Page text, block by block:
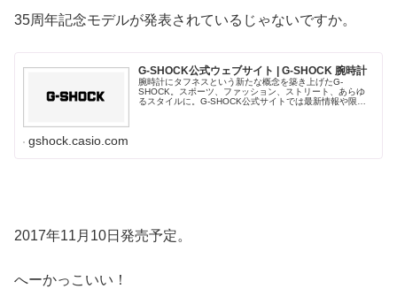
35周年記念モデルが発表されているじゃないですか。
G-SHOCK公式ウェブサイト | G-SHOCK 腕時計
腕時計にタフネスという新たな概念を築き上げたG-
SHOCK。スポーツ、ファッション、ストリート、あらゆ
るスタイルに。G-SHOCK公式サイトでは最新情報や限定
gshock.casio.com
2017年11月10日発売予定。
へーかっこいい！